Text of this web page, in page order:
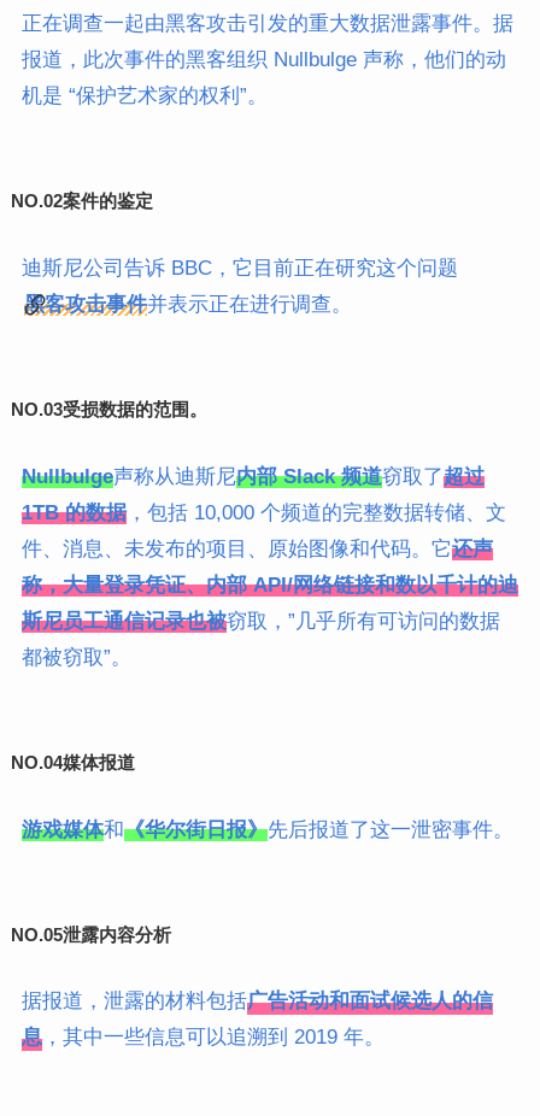
正在调查一起由黑客攻击引发的重大数据泄露事件。据
报道，此次事件的黑客组织 Nullbulge 声称，他们的动
机是 “保护艺术家的权利”。
NO.02案件的鉴定
迪斯尼公司告诉 BBC，它目前正在研究这个问题
黑客攻击事件并表示正在进行调查。
NO.03受损数据的范围。
Nullbulge声称从迪斯尼内部 Slack 频道窃取了超过
1TB 的数据，包括 10,000 个频道的完整数据转储、文
件、消息、未发布的项目、原始图像和代码。它还声
称，大量登录凭证、内部 API/网络链接和数以千计的迪
斯尼员工通信记录也被窃取，”几乎所有可访问的数据
都被窃取”。
NO.04媒体报道
游戏媒体和《华尔街日报》先后报道了这一泄密事件。
NO.05泄露内容分析
据报道，泄露的材料包括广告活动和面试候选人的信
息，其中一些信息可以追溯到 2019 年。